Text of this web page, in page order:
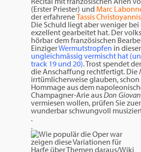
(Erster Priester) und Marc
der erfahreneTassis Christoyannis
Die Schuld liegt aber weniger
exzellent gearbeitet hat. Der
hörbar dem französischen
EinzigerWermutstropfen in
ungleichmässig vermischt hat
track 19 und 20). Trost spendet
die Anschaffung rechtfertigt. Die
irrtümlicherweise glauben,
Hommage aus dem
Champagner-Arie ausDon
vermiesen wollen, prüfen Sie
wunderbar schwungvoll
.
.